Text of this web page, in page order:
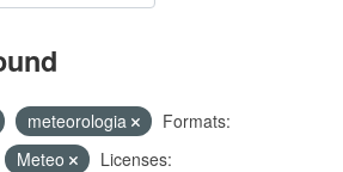
meteorologia
Formats:
Meteo
Licenses: